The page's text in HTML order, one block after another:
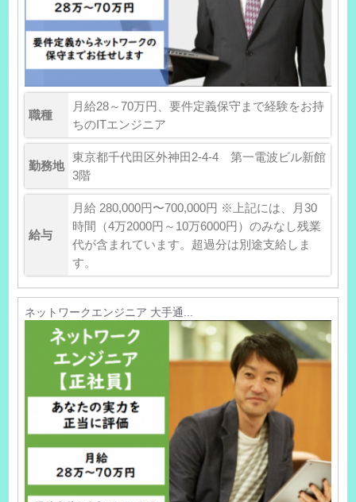
職種
月給28～70万円、要件定義保守まで経験をお持
ちのITエンジニア
勤務地
東京都千代田区外神田2-4-4 第一電波ビル新館
3階
給与
月給 280,000円〜700,000円 ※上記には、月30
時間（4万2000円～10万6000円）のみなし残業
代が含まれています。超過分は別途支給しま
す。
ネットワークエンジニア 大手通...